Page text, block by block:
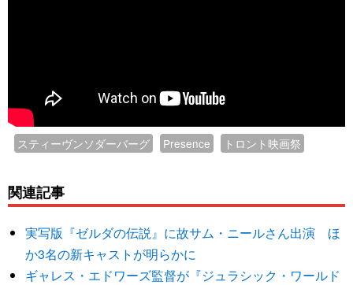
スティーヴンソダーバーグ Presence トロント映画祭
関連記事
実写版『ゼルダの伝説』に故サム・ニールさん出演 ほ
か3名の新キャストが明らかに
ギャレス・エドワーズ監督が『ジュラシック・ワールド